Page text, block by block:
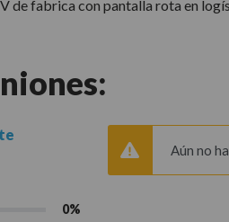
de fabrica con pantalla rota en
0%
Aún no